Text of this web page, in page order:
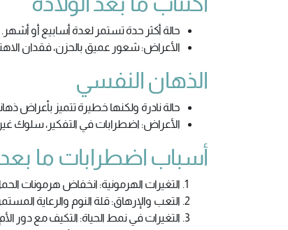
حالة أكثر حدة تستمر لعدة أسابيع أو أشهر.
الأعراض: شعور عميق بالحزن، فقدان
الذهان النفسي
حالة نادرة ولكنها خطيرة تتميز بأعراض
الأعراض: اضطرابات في التفكير، سلوك
أسباب اضطرابات ما بعد
التغيرات الهرمونية: انخفاض هرمونات
التعب والإرهاق: قلة النوم والرعاية
التغيرات في نمط الحياة: التكيف مع دور